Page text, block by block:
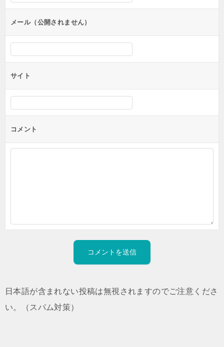
ョ
ンメール（公開されません）
サイト
コメント
日本語が含まれない投稿は無視されますのでご注意くださ
い。（スパム対策）